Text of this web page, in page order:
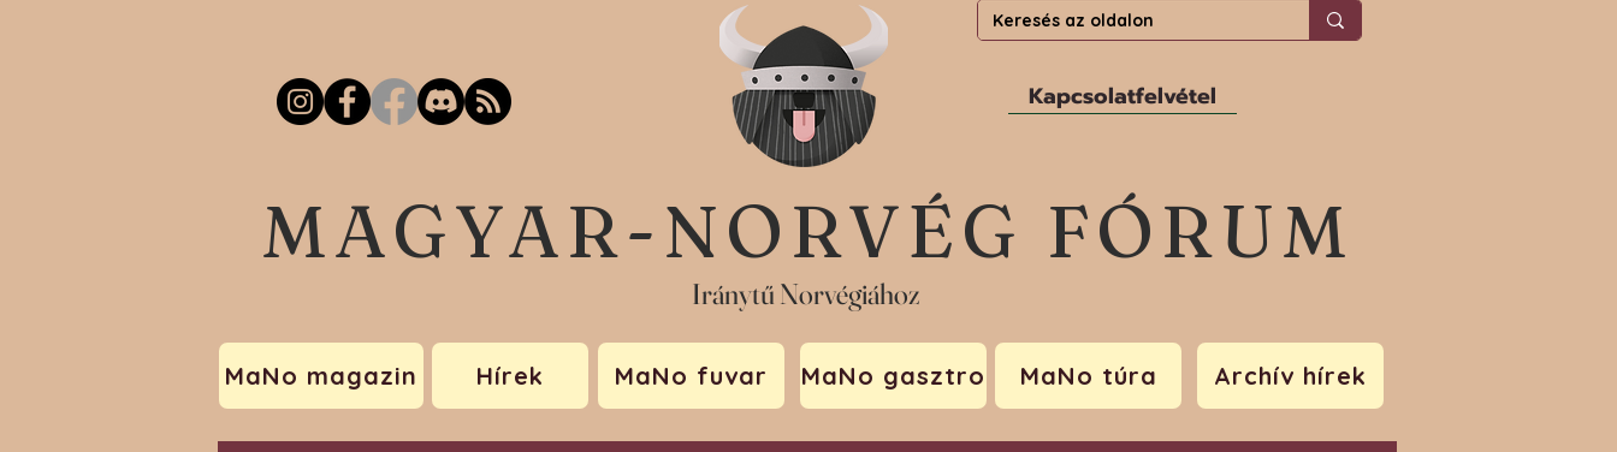
Kapcsolatfelvétel
MAGYAR-NORVÉG FÓRUM
Iránytű Norvégiához
MaNo magazin Hírek MaNo fuvar MaNo gasztro MaNo túra Archív hírek